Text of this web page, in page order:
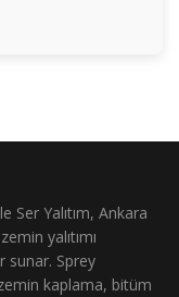
Ser Yalıtım, Ankara
yalıtımı
sunar. Sprey
kaplama, bitüm